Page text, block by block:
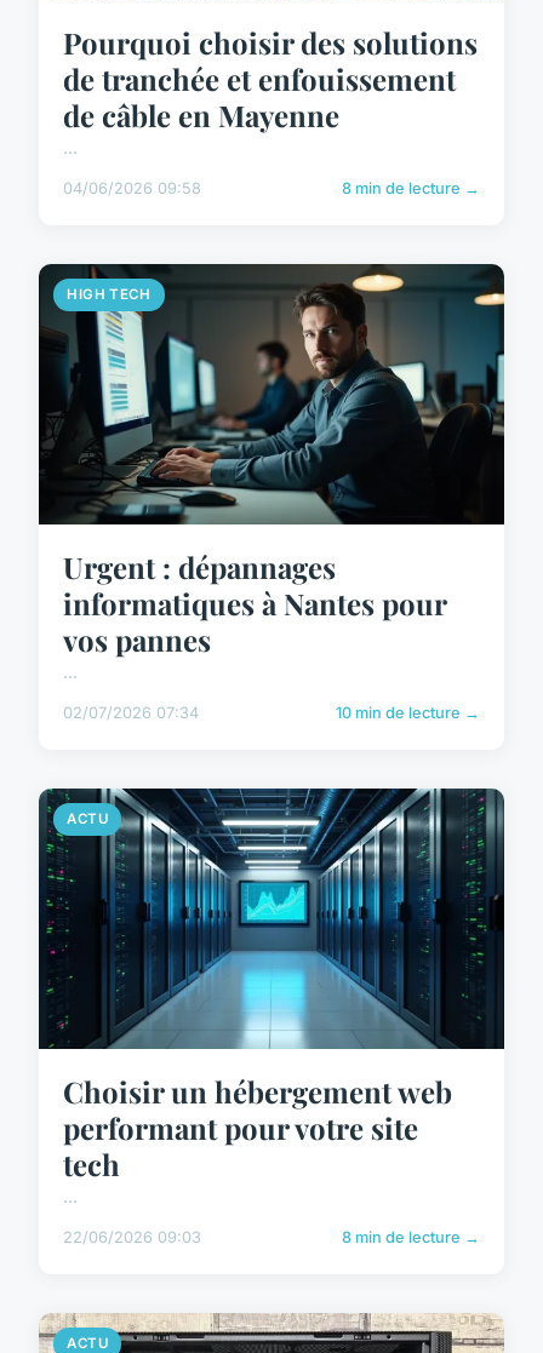
Pourquoi choisir des solutions
de tranchée et enfouissement
de câble en Mayenne
...
04/06/2026 09:58 8 min de lecture →
HIGH TECH
Urgent : dépannages
informatiques à Nantes pour
vos pannes
...
02/07/2026 07:34 10 min de lecture →
ACTU
Choisir un hébergement web
performant pour votre site
tech
...
22/06/2026 09:03 8 min de lecture →
ACTU